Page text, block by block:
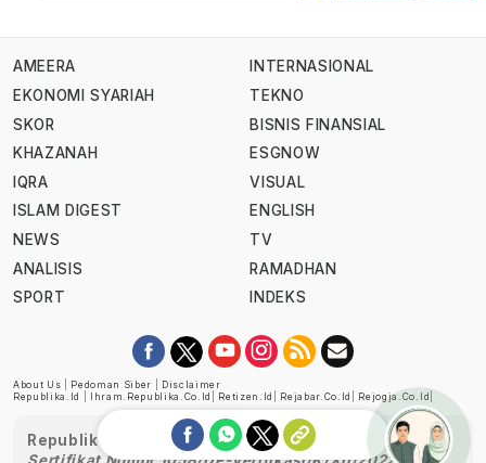
AMEERA
EKONOMI SYARIAH
SKOR
KHAZANAH
IQRA
ISLAM DIGEST
NEWS
ANALISIS
SPORT
INTERNASIONAL
TEKNO
BISNIS FINANSIAL
ESGNOW
VISUAL
ENGLISH
TV
RAMADHAN
INDEKS
About Us Pedoman Siber
Disclaimer
Republika.id
Ihram.republika.co.id Retizen.id Rejabar.co.id Rejogja.co.id
Republika telah diverifikasi oleh Dewan Pers